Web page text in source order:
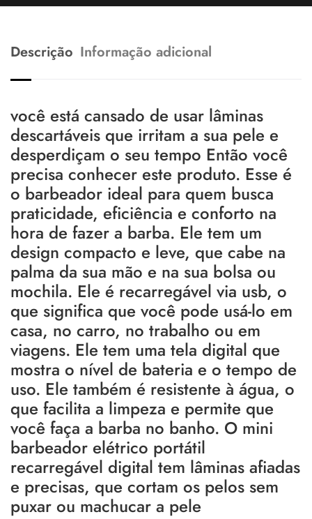
Descrição Informação adicional
você está cansado de usar lâminas
descartáveis que irritam a sua pele e
desperdiçam o seu tempo Então você
precisa conhecer este produto. Esse é
o barbeador ideal para quem busca
praticidade, eficiência e conforto na
hora de fazer a barba. Ele tem um
design compacto e leve, que cabe na
palma da sua mão e na sua bolsa ou
mochila. Ele é recarregável via usb, o
que significa que você pode usá-lo em
casa, no carro, no trabalho ou em
viagens. Ele tem uma tela digital que
mostra o nível de bateria e o tempo de
uso. Ele também é resistente à água, o
que facilita a limpeza e permite que
você faça a barba no banho. O mini
barbeador elétrico portátil
recarregável digital tem lâminas afiadas
e precisas, que cortam os pelos sem
puxar ou machucar a pele